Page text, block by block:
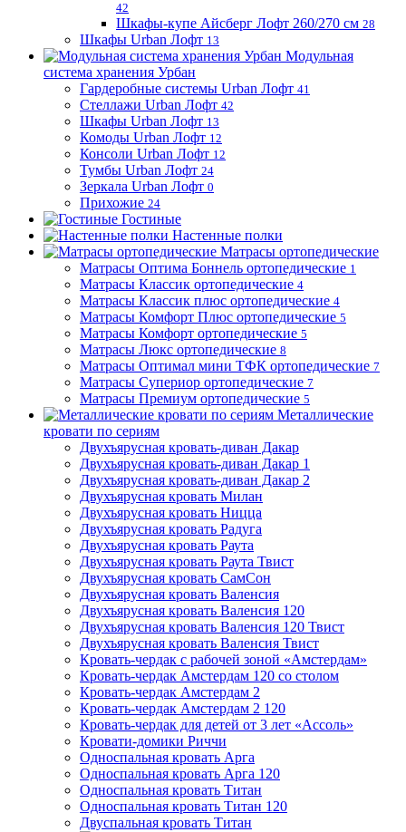
42
Шкафы-купе Айсберг Лофт 260/270 см 28
Шкафы Urban Лофт 13
Модульная
система хранения Урбан
Гардеробные системы Urban Лофт 41
Стеллажи Urban Лофт 42
Шкафы Urban Лофт 13
Комоды Urban Лофт 12
Консоли Urban Лофт 12
Тумбы Urban Лофт 24
Зеркала Urban Лофт 0
Прихожие 24
Гостиные
Настенные полки
Матрасы ортопедические
Матрасы Оптима Боннель ортопедические 1
Матрасы Классик ортопедические 4
Матрасы Классик плюс ортопедические 4
Матрасы Комфорт Плюс ортопедические 5
Матрасы Комфорт ортопедические 5
Матрасы Люкс ортопедические 8
Матрасы Оптимал мини ТФК ортопедические 7
Матрасы Супериор ортопедические 7
Матрасы Премиум ортопедические 5
Металлические
кровати по сериям
Двухъярусная кровать-диван Дакар
Двухъярусная кровать-диван Дакар 1
Двухъярусная кровать-диван Дакар 2
Двухъярусная кровать Милан
Двухъярусная кровать Ницца
Двухъярусная кровать Радуга
Двухъярусная кровать Раута
Двухъярусная кровать Раута Твист
Двухъярусная кровать СамСон
Двухъярусная кровать Валенсия
Двухъярусная кровать Валенсия 120
Двухъярусная кровать Валенсия 120 Твист
Двухъярусная кровать Валенсия Твист
Кровать-чердак с рабочей зоной «Амстердам»
Кровать-чердак Амстердам 120 со столом
Кровать-чердак Амстердам 2
Кровать-чердак Амстердам 2 120
Кровать-чердак для детей от 3 лет «Ассоль»
Кровати-домики Риччи
Односпальная кровать Арга
Односпальная кровать Арга 120
Односпальная кровать Титан
Односпальная кровать Титан 120
Двуспальная кровать Титан